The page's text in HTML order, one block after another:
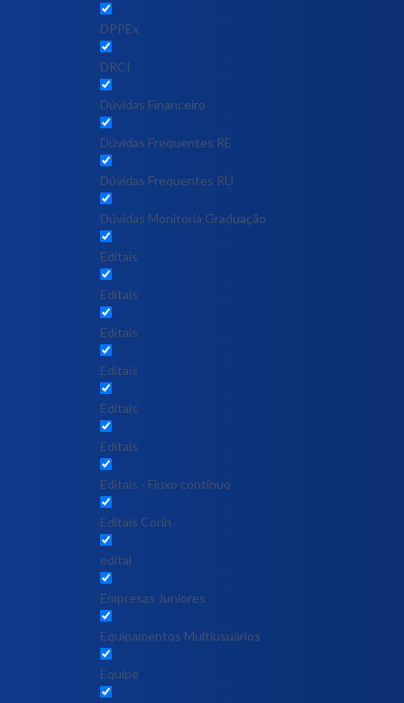
DPPEx
DRCI
Dúvidas Financeiro
Dúvidas Frequentes RE
Dúvidas Frequentes RU
Dúvidas Monitoria Graduação
Editais
Editais
Editais
Editais
Editais
Editais
Editais - Fluxo contínuo
Editais Corin
edital
Empresas Juniores
Equipamentos Multiusuários
Equipe